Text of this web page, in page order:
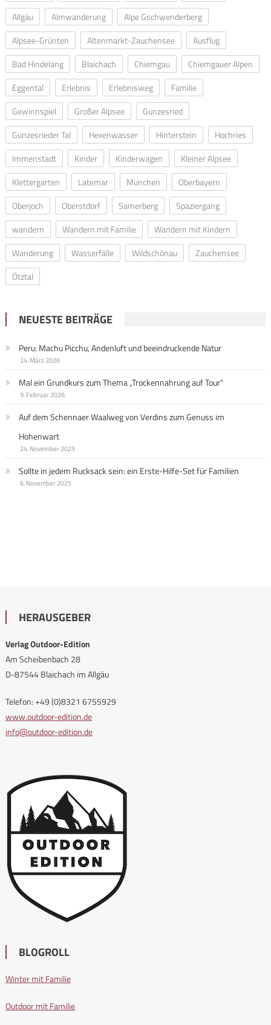
Allgäu
Almwanderung
Alpe Gschwenderberg
Alpsee-Grünten
Altenmarkt-Zauchensee
Ausflug
Bad Hindelang
Blaichach Chiemgau
Chiemgauer Alpen
Eggental
Erlebnis Erlebnisweg
Familie
Gewinnspiel
Großer Alpsee
Gunzesried
Gunzesrieder Tal
Hexenwasser Hinterstein
Hochries
Immenstadt
Kinder Kinderwagen
Kleiner Alpsee
Klettergarten
Latemar München
Oberbayern
Oberjoch
Oberstdorf Samerberg
Spaziergang
wandern
Wandern mit Familie
Wandern mit Kindern
Wanderung
Wasserfälle Wildschönau
Zauchensee
Ötztal
NEUESTE BEITRÄGE
Peru: Machu Picchu, Andenluft und beeindruckende Natur
24. März 2026
Mal ein Grundkurs zum Thema „Trockennahrung auf Tour“
9. Februar 2026
Auf dem Schennaer Waalweg von Verdins zum Genuss im
Hohenwart
24. November 2025
Sollte in jedem Rucksack sein: ein Erste-Hilfe-Set für Familien
6. November 2025
HERAUSGEBER
Verlag Outdoor-Edition
Am Scheibenbach 28
D-87544 Blaichach im Allgäu
Telefon: +49 (0)8321 6755929
www.outdoor-edition.de
info@outdoor-edition.de
BLOGROLL
Winter mit Familie
Outdoor mit Familie